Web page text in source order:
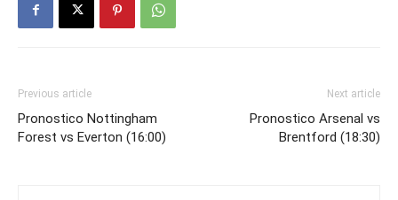
Previous article
Pronostico Nottingham
Forest vs Everton (16:00)
Next article
Pronostico Arsenal vs
Brentford (18:30)